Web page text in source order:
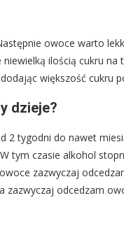
owoce warto
ilością cukru na
większość cukru
dzieje?
tygodni do nawet
tym czasie alkohol
zazwyczaj
zazwyczaj odcedzam